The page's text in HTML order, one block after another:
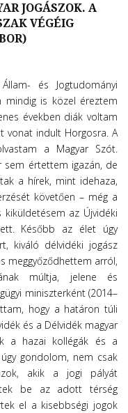
JOGÁSZOK. A
VÉGÉIG
és Jogtudományi
mindig is közel éreztem
években diák voltam
vonat indult Horgosra. A
a Magyar Szót.
sem értettem igazán, de
a hírek, mint idehaza,
követően – még a
az Újvidéki
Később az élet úgy
kiváló délvidéki jogász
meggyőződhettem arról,
múltja, jelene és
miniszterként (2014–
hogy a határon túli
és a Délvidék magyar
a hazai kollégák és a
gondolom, nem csak
akik a jogi pályát
be az adott térség
el a kisebbségi jogok